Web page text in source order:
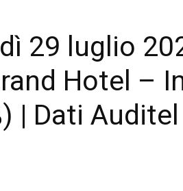
29 luglio
Hotel –
| Dati Auditel